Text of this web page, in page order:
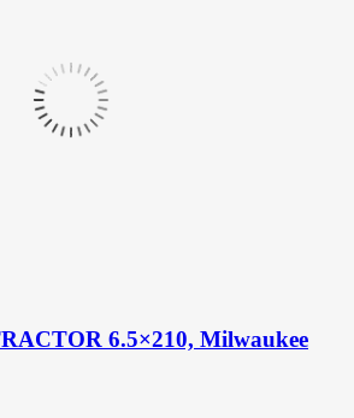
6.5×210, Milwaukee